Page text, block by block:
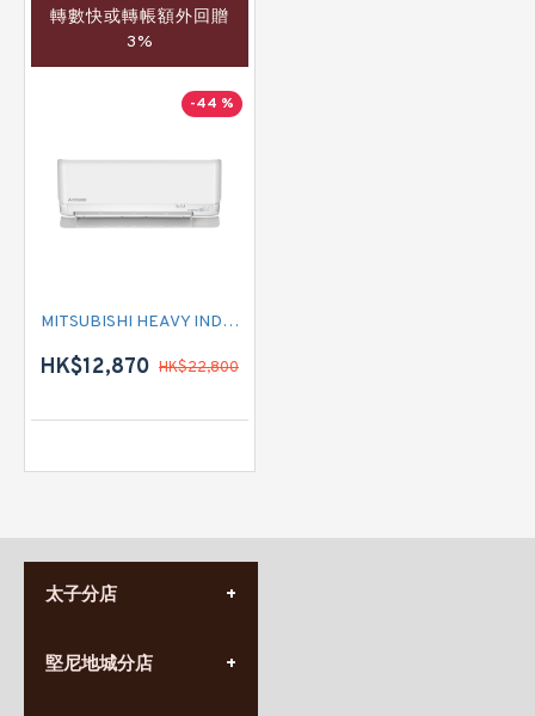
轉數快或轉帳額外回贈
3%
-44 %
MITSUBISHI HEAVY INDUSTRIES 三菱重工 SRK60YYSHWF 二匹半 變頻冷暖掛牆分體式冷氣機 (附遙控)
HK$12,870 HK$22,800
太子分店
營業時間:
堅尼地城分店